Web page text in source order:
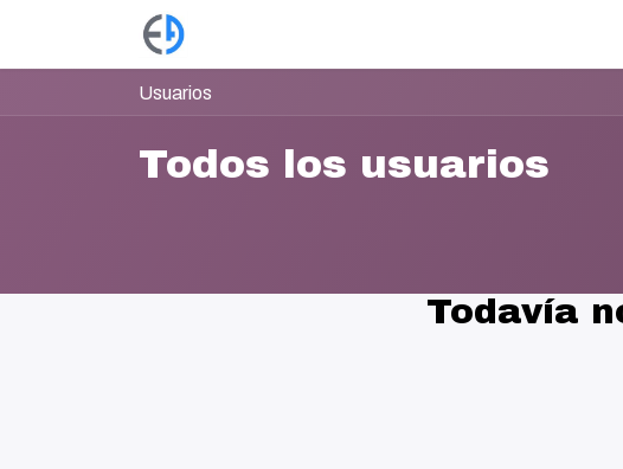
Usuarios
Todos los usuarios
Todavía